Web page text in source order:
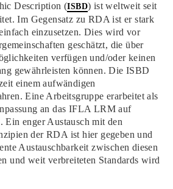
Description (ISBD) ist weltweit seit
Im Gegensatz zu RDA ist er stark
einzusetzen. Dies wird vor
geschätzt, die über
verfügen und/oder keinen
gewährleisten können. Die ISBD
einem aufwändigen
Eine Arbeitsgruppe erarbeitet als
an das IFLA LRM auf
Ein enger Austausch mit den
der RDA ist hier gegeben und
Austauschbarkeit zwischen diesen
und weit verbreiteten Standards wird